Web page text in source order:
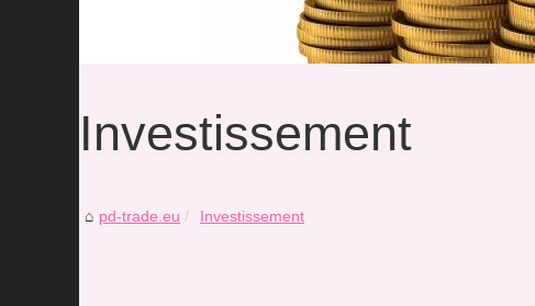
Investissement
pd-trade.eu Investissement